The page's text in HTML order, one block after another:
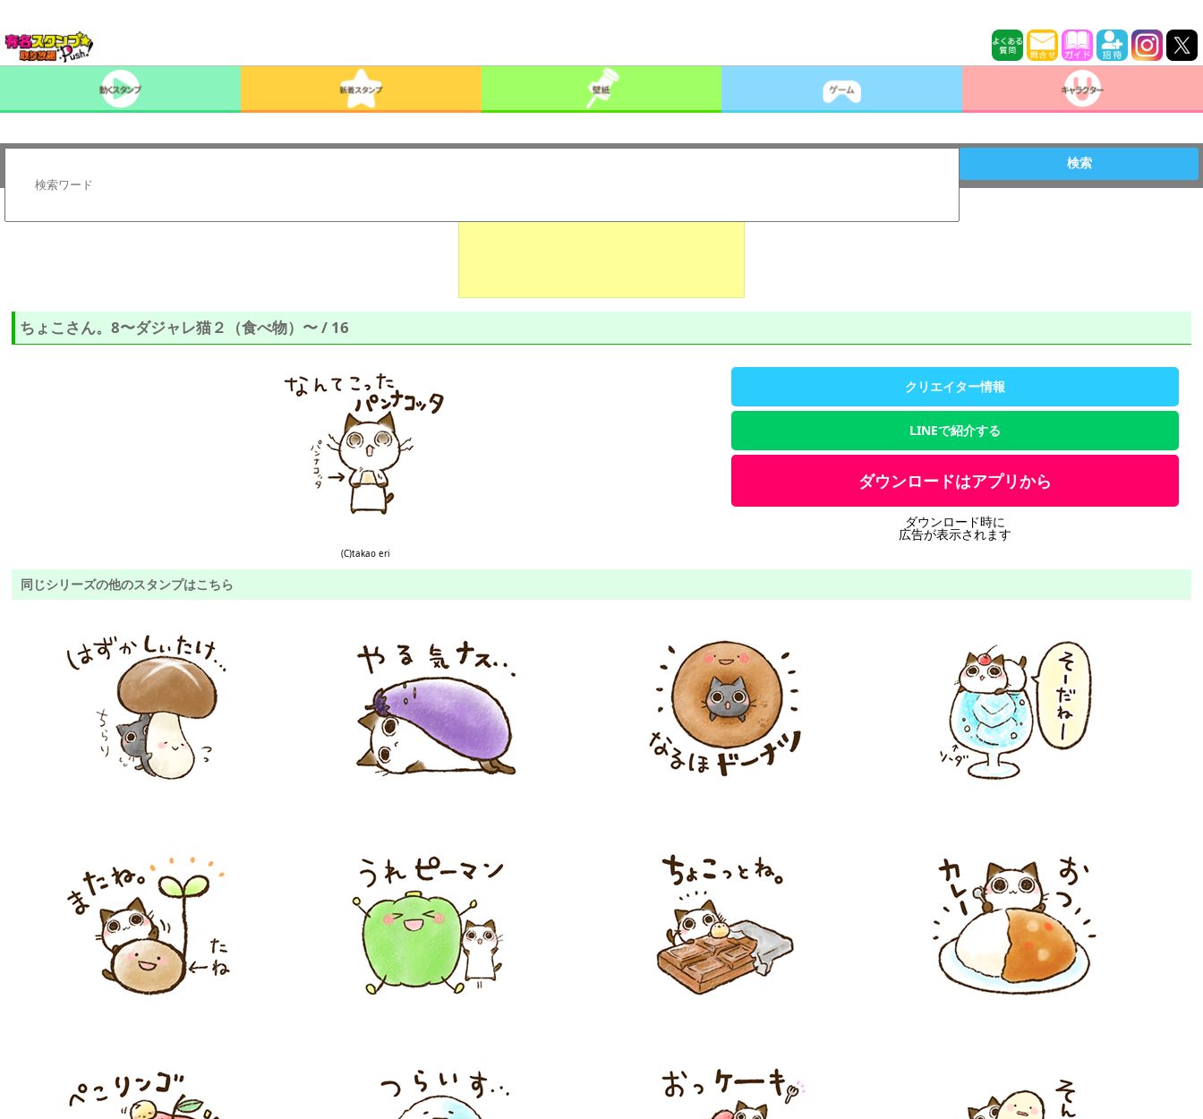
検索
ちょこさん。8〜ダジャレ猫２（食べ物）〜 / 16
(C)takao eri
クリエイター情報
LINEで紹介する
ダウンロードはアプリから
ダウンロード時に
広告が表示されます
同じシリーズの他のスタンプはこちら